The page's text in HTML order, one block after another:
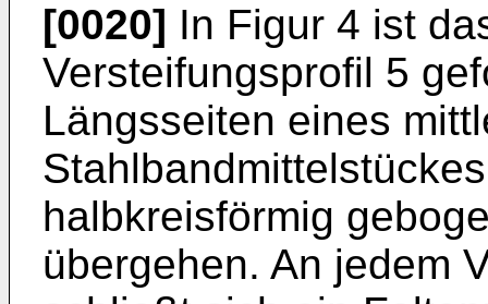
[0020] In Figur 4 ist
Versteifungsprofil 5
Längsseiten eines
halbkreisförmig
übergehen. An jedem